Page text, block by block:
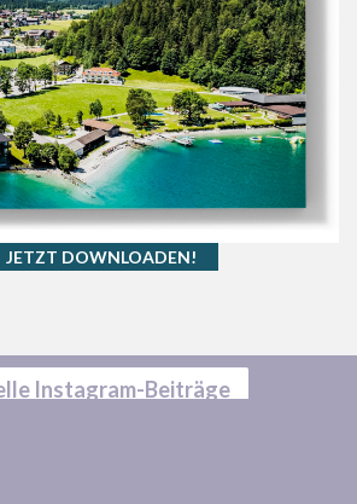
JETZT DOWNLOADEN!
Instagram-Beiträge